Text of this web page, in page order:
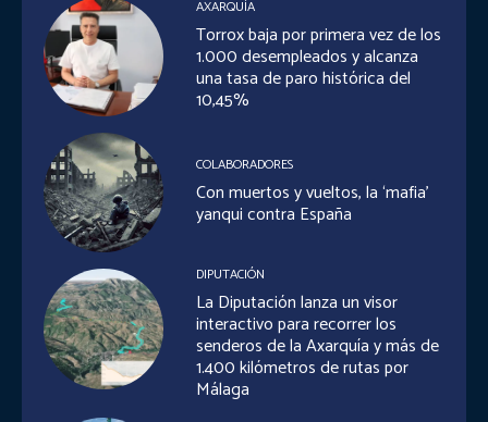
AXARQUÍA
Torrox baja por primera vez de los
1.000 desempleados y alcanza
una tasa de paro histórica del
10,45%
COLABORADORES
Con muertos y vueltos, la ‘mafia’
yanqui contra España
DIPUTACIÓN
La Diputación lanza un visor
interactivo para recorrer los
senderos de la Axarquía y más de
1.400 kilómetros de rutas por
Málaga